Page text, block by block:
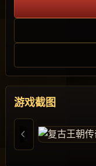
游戏截图